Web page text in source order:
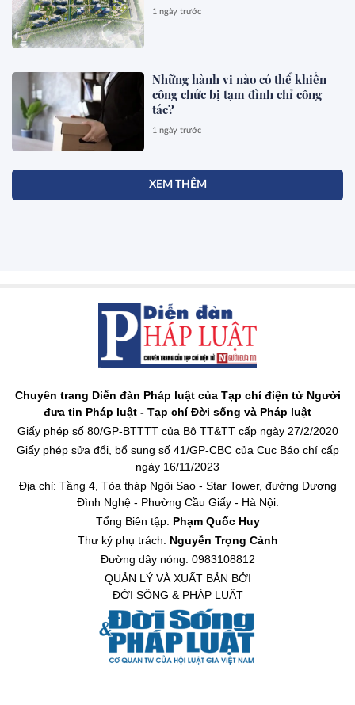
1 ngày trước
Những hành vi nào có thể khiến
công chức bị tạm đình chỉ công
tác?
1 ngày trước
XEM THÊM
Chuyên trang Diễn đàn Pháp luật của Tạp chí điện tử Người
đưa tin Pháp luật - Tạp chí Đời sống và Pháp luật
Giấy phép số 80/GP-BTTTT của Bộ TT&TT cấp ngày 27/2/2020
Giấy phép sửa đổi, bổ sung số 41/GP-CBC của Cục Báo chí cấp
ngày 16/11/2023
Địa chỉ: Tầng 4, Tòa tháp Ngôi Sao - Star Tower, đường Dương
Đình Nghệ - Phường Cầu Giấy - Hà Nội.
Tổng Biên tập: Phạm Quốc Huy
Thư ký phụ trách: Nguyễn Trọng Cảnh
Đường dây nóng: 0983108812
QUẢN LÝ VÀ XUẤT BẢN BỞI
ĐỜI SỐNG & PHÁP LUẬT